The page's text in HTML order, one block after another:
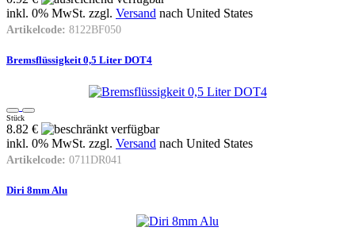
inkl. 0% MwSt. zzgl. Versand nach United States
Artikelcode: 8122BF050
Bremsflüssigkeit 0,5 Liter DOT4
Stück
8.82 €
inkl. 0% MwSt. zzgl. Versand nach United States
Artikelcode: 0711DR041
Diri 8mm Alu